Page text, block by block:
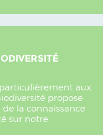
aux
propose
la connaissance
sur notre